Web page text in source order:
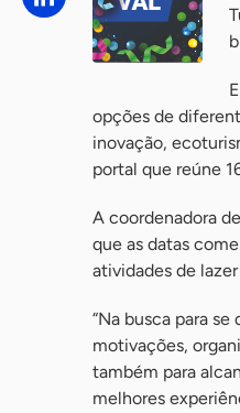
opções de
inovação,
portal que reúne
A coordenadora
que as datas
atividades de
“Na busca para
motivações,
também para
melhores